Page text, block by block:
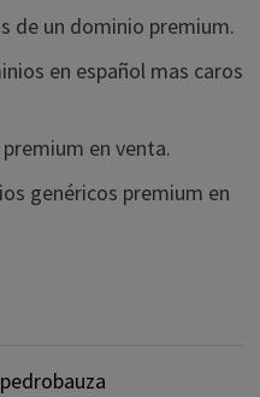
de un dominio premium.
en español mas caros
en venta.
genéricos premium en